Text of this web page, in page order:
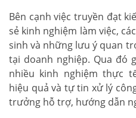
Bên cạnh việc truyền đạt
sẻ kinh nghiệm làm việc,
sinh và những lưu ý quan
tại doanh nghiệp. Qua đó
nhiều kinh nghiệm thực
hiệu quả và tự tin xử lý
trưởng hỗ trợ, hướng dẫn